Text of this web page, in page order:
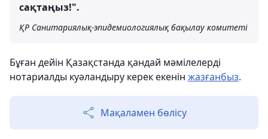
сақтаңыз!".
ҚР Санитариялық-эпидемиологиялық бақылау комитеті
Бұған дейін Қазақстанда қандай мәмілелерді
нотариалды куәландыру керек екенін жазғанбыз.
Мақаламен бөлісу